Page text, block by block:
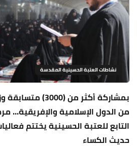
نشاطات العتبة الحسينية المقدسة
بمشاركة أكثر من
من الدول الإسلامية والإفريقية...
التابع للعتبة الحسينية يختتم
حديث الكساء